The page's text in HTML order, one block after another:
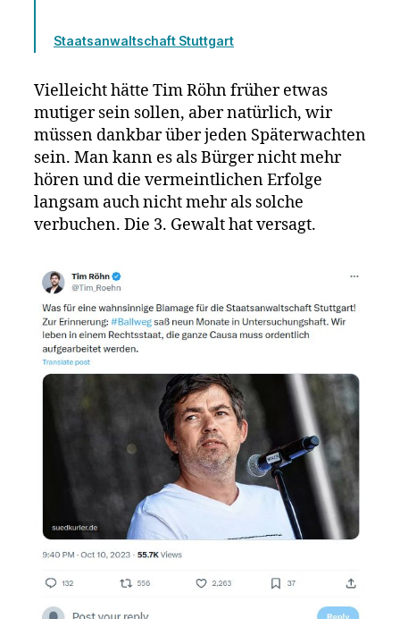
Staatsanwaltschaft Stuttgart
Vielleicht hätte Tim Röhn früher etwas
mutiger sein sollen, aber natürlich, wir
müssen dankbar über jeden Späterwachten
sein. Man kann es als Bürger nicht mehr
hören und die vermeintlichen Erfolge
langsam auch nicht mehr als solche
verbuchen. Die 3. Gewalt hat versagt.